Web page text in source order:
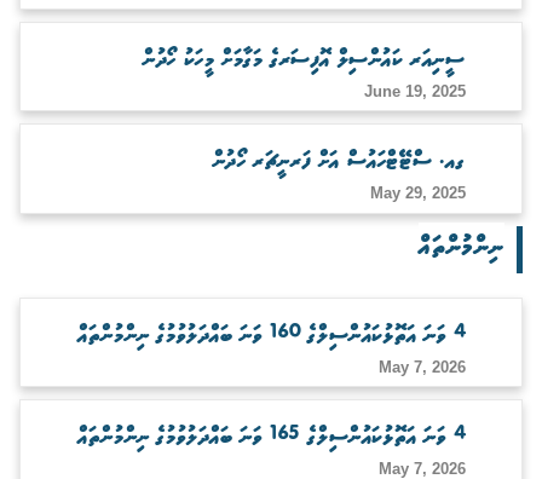
ސީނިއަރ ކައުންސިލް އޮފިސަރގެ މަގާމަށް މީހަކު ހޯދުން
June 19, 2025
ގއ. ސްޓޭޓްހައުސް އަށް ފަރނީޗަރ ހޯދުން
May 29, 2025
ނިންމުންތައް
4 ވަނަ އަތޮޅުކައުންސިލްގެ 160 ވަނަ ބައްދަލުވުމުގެ ނިންމުންތައް
May 7, 2026
4 ވަނަ އަތޮޅުކައުންސިލްގެ 165 ވަނަ ބައްދަލުވުމުގެ ނިންމުންތައް
May 7, 2026